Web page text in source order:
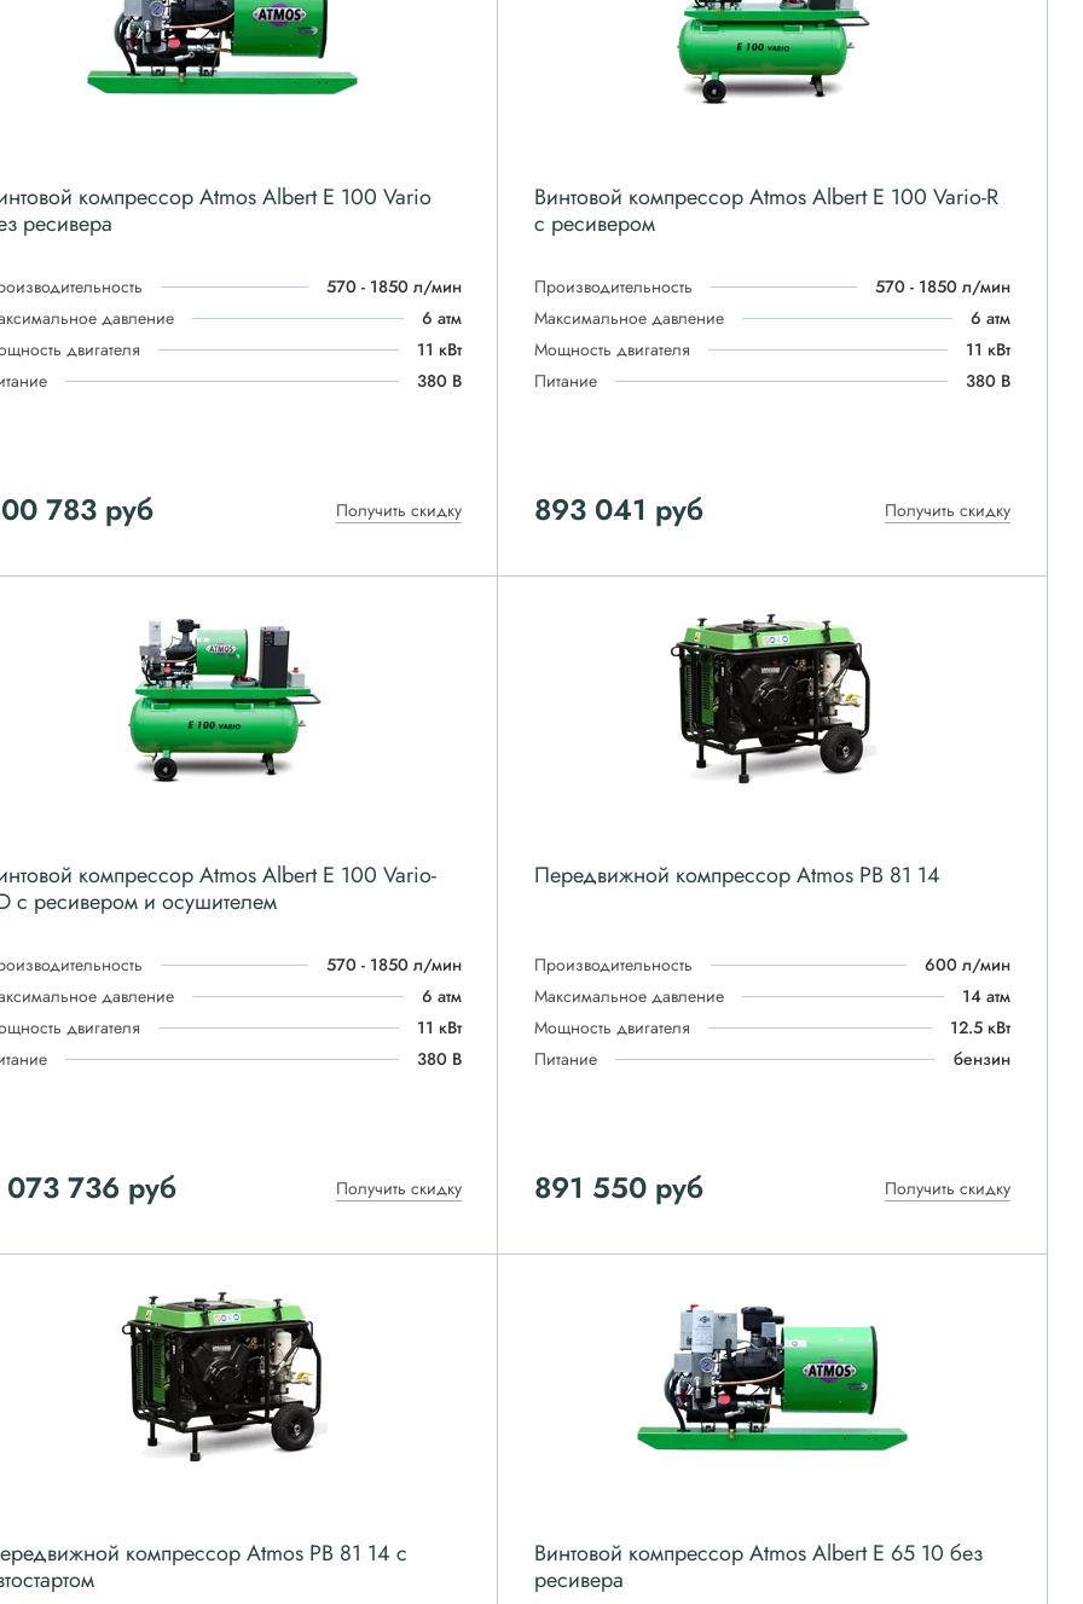
компрессор Atmos Albert E 100 Vario
ресивера
570 - 1850 л/мин
давление
6 атм
двигателя
11 кВт
380 В
783 руб Получить скидку
Винтовой компрессор Atmos Albert E 100 Vario-R
с ресивером
Производительность
570 - 1850 л/мин
Максимальное давление
6 атм
Мощность двигателя
11 кВт
Питание
380 В
893 041 руб Получить скидку
компрессор Atmos Albert E 100 Vario-
с ресивером и осушителем
570 - 1850 л/мин
давление
6 атм
двигателя
11 кВт
380 В
073 736 руб Получить скидку
Передвижной компрессор Atmos PB 81 14
Производительность
600 л/мин
Максимальное давление
14 атм
Мощность двигателя
12.5 кВт
Питание
бензин
891 550руб Получить скидку
компрессор Atmos PB 81 14 с
Винтовой компрессор Atmos Albert E 65 10 без
ресивера